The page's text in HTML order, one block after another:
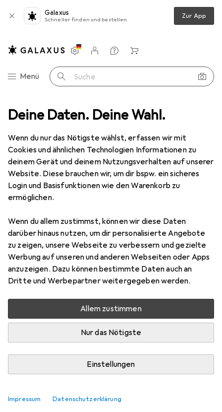
Deine Daten. Deine Wahl.
Wenn du nur das Nötigste wählst, erfassen wir mit
Cookies und ähnlichen Technologien Informationen zu
deinem Gerät und deinem Nutzungsverhalten auf unserer
Website. Diese brauchen wir, um dir bspw. ein sicheres
Login und Basisfunktionen wie den Warenkorb zu
ermöglichen.
Wenn du allem zustimmst, können wir diese Daten
darüber hinaus nutzen, um dir personalisierte Angebote
zu zeigen, unsere Webseite zu verbessern und gezielte
Werbung auf unseren und anderen Webseiten oder Apps
anzuzeigen. Dazu können bestimmte Daten auch an
Dritte und Werbepartner weitergegeben werden.
Allem zustimmen
Nur das Nötigste
Einstellungen
Impressum Datenschutzerklärung
Galaxus
Schneller finden und bestellen Zur App
Navigation nach Kategorien
Menü Suche
Einstellungen
Kundenkonto
Vergleichslisten
Merklisten
Warenkorb
Smartwatch Schutzfolie Dipos Displayschutz Anti-Shock
8 Bilder
DiposDisplayschutz Anti-Shock
EUR
8,98
298
Bewertungen Marke
Mehr von Dipos
Mehr als 10 Stück an Lager beim Drittanbieter
Lieferort angeben für genaue Lieferzeit
In den Warenkorb
Vergleichen